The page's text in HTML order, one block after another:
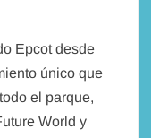
Epcot desde
único que
el parque,
World y